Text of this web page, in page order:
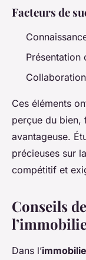
Facteurs de
Présentation
Ces éléments
perçue du bien,
avantageuse.
précieuses sur
compétitif et
Conseils
Dans l’